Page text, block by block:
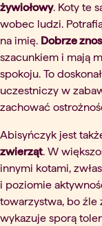
żywiołowy. Koty te
wobec ludzi.
na imię. Dobrze
szacunkiem i mają
spokoju. To
uczestniczy w
zachować
Abisyńczyk jest
zwierząt. W
innymi kotami,
i poziomie
towarzystwa, bo źle
wykazuje sporą